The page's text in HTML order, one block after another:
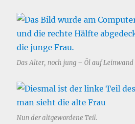
Das Alter, noch jung – Öl auf
Nun der altgewordene Teil.